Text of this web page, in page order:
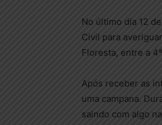
No último dia 12
Civil para
Floresta, entre a
Após receber as
uma campana.
saindo com algo